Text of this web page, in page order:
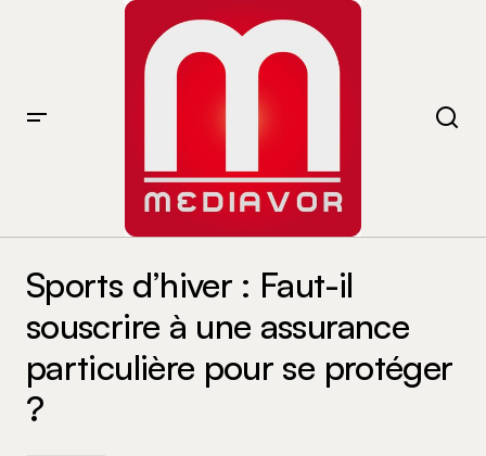
Sports d’hiver : Faut-il
souscrire à une assurance
particulière pour se protéger
?